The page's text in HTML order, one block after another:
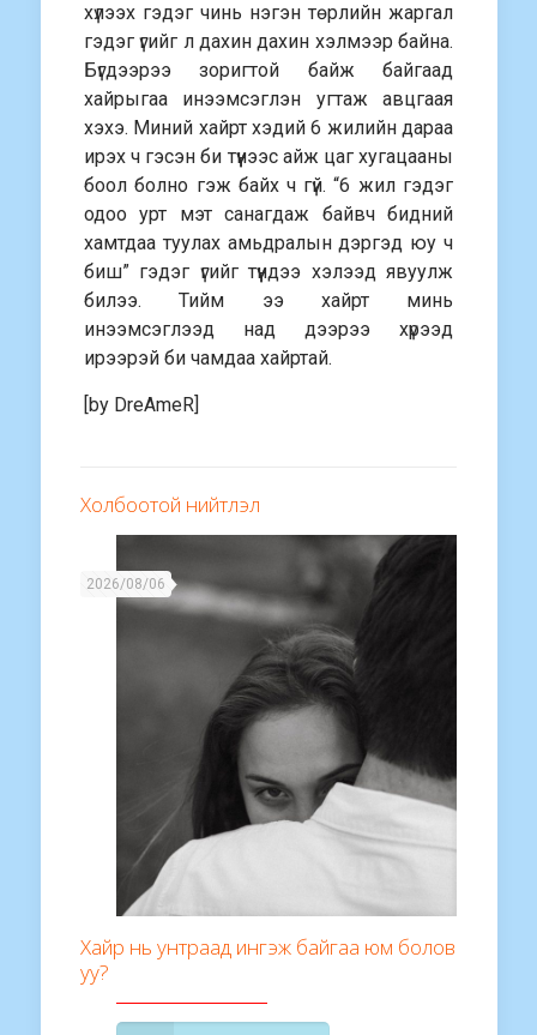
хүлээх гэдэг чинь нэгэн төрлийн жаргал
гэдэг үгийг л дахин дахин хэлмээр байна.
Бүгдээрээ зоригтой байж байгаад
хайрыгаа инээмсэглэн угтаж авцгаая
хэхэ. Миний хайрт хэдий 6 жилийн дараа
ирэх ч гэсэн би түүнээс айж цаг хугацааны
боол болно гэж байх ч гүй. “6 жил гэдэг
одоо урт мэт санагдаж байвч бидний
хамтдаа туулах амьдралын дэргэд юу ч
биш” гэдэг үгийг түүндээ хэлээд явуулж
билээ. Тийм ээ хайрт минь
инээмсэглээд над дээрээ хүрээд
ирээрэй би чамдаа хайртай.
[by DreAmeR]
Холбоотой нийтлэл
2026/08/06
Хайр нь унтраад ингэж байгаа юм болов
уу?